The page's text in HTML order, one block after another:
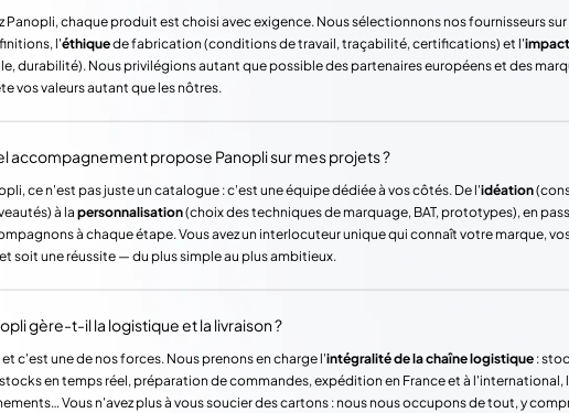
Panopli, chaque produit est choisi avec exigence. Nous sélectionnons nos fournisseurs
l'éthiquede fabrication (conditions de travail, traçabilité, certifications) et l'
durabilité). Nous privilégions autant que possible des partenaires européens et des
vos valeurs autant que les nôtres.
accompagnement propose Panopli sur mes projets ?
ce n'est pas juste un catalogue : c'est une équipe dédiée à vos côtés. De l'idéation
à la personnalisation(choix des techniques de marquage, BAT, prototypes), en
à chaque étape. Vous avez un interlocuteur unique qui connaît votre marque,
soit une réussite — du plus simple au plus ambitieux.
gère-t-il la logistique et la livraison ?
c'est une de nos forces. Nous prenons en charge l'intégralité de la chaîne logistique :
en temps réel, préparation de commandes, expédition en France et à l'international,
Vous n'avez plus à vous soucier des cartons : nous nous occupons de tout, y